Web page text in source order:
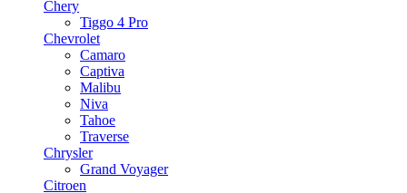
Chery
Tiggo 4 Pro
Chevrolet
Camaro
Captiva
Malibu
Niva
Tahoe
Traverse
Chrysler
Grand Voyager
Citroen